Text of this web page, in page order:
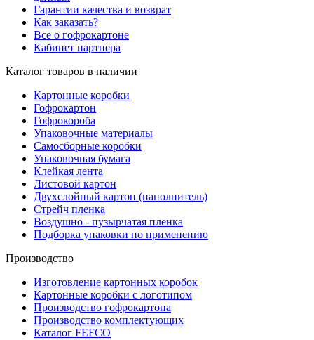
Гарантии качества и возврат
Как заказать?
Все о гофрокартоне
Кабинет партнера
Каталог товаров в наличии
Картонные коробки
Гофрокартон
Гофрокороба
Упаковочные материалы
Самосборные коробки
Упаковочная бумага
Клейкая лента
Листовой картон
Двухслойный картон (наполнитель)
Стрейч пленка
Воздушно - пузырчатая пленка
Подборка упаковки по применению
Производство
Изготовление картонных коробок
Картонные коробки с логотипом
Производство гофрокартона
Производство комплектующих
Каталог FEFCO